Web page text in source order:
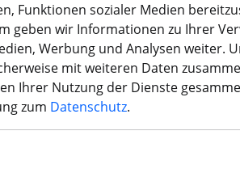
DJI
Shop
Akku
s
Propelle
r
T-
Funktionen sozialer Medien
geben wir Informationen zu Ihrer
Werbung und Analysen weiter.
mit weiteren Daten
Ihrer Nutzung der Dienste
zum Datenschutz.